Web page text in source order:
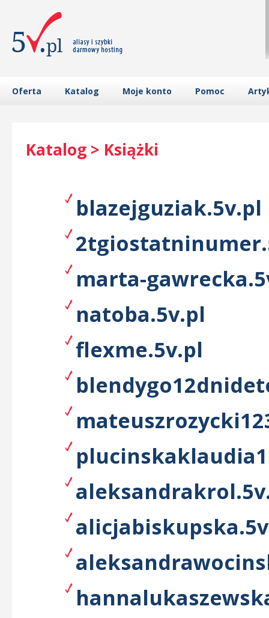
Oferta Katalog Moje konto Pomoc
Katalog > Książki
blazejguziak.5v.pl
marta-
natoba.5v.pl
flexme.5v.pl